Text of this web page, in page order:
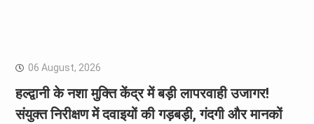
06 August, 2026
हल्द्वानी के नशा मुक्ति केंद्र में बड़ी लापरवाही उजागर!
संयुक्त निरीक्षण में दवाइयों की गड़बड़ी, गंदगी और मानकों